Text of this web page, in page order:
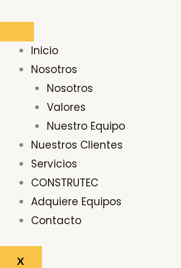
contenido
Inicio
Nosotros
Nosotros
Valores
Nuestro Equipo
Nuestros Clientes
Servicios
CONSTRUTEC
Adquiere Equipos
Contacto
X